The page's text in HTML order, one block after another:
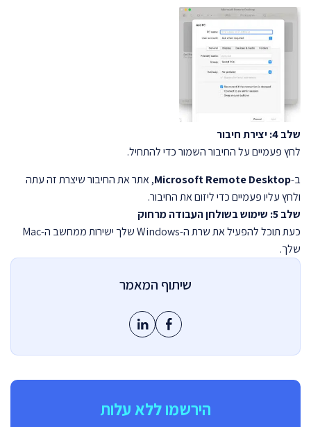
שלב 4: יצירת חיבור
לחץ פעמיים על החיבור השמור כדי להתחיל.
ב-Microsoft Remote Desktop, אתר את החיבור שיצרת זה עתה
ולחץ עליו פעמיים כדי ליזום את החיבור.
שלב 5: שימוש בשולחן העבודה מרחוק
כעת תוכל להפעיל את שרת ה-Windows שלך ישירות ממחשב ה-Mac
שלך.
שיתוף המאמר
הירשמו ללא עלות